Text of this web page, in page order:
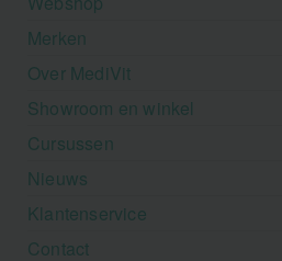
Merken
Over MediVit
Showroom en winkel
Cursussen
Nieuws
Klantenservice
Contact